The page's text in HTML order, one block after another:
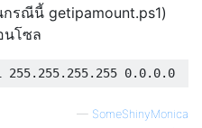
รณีนี้ getipamount.ps1)
นโซล
— SomeShinyMonica